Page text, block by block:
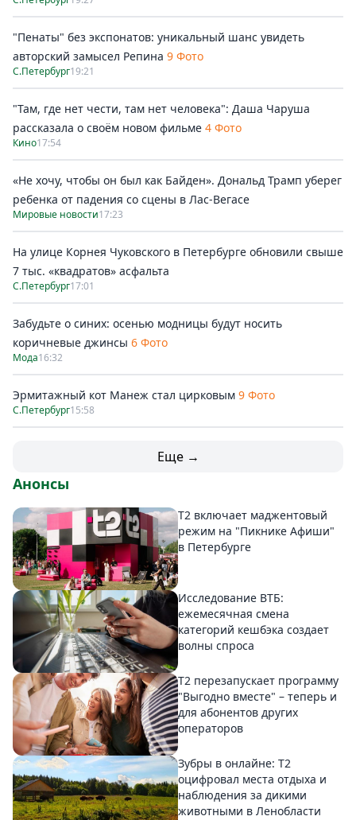
"Пенаты" без экспонатов: уникальный шанс увидеть
авторский замысел Репина 9 Фото
С.Петербург19:21
"Там, где нет чести, там нет человека": Даша Чаруша
рассказала о своём новом фильме 4 Фото
Кино17:54
«Не хочу, чтобы он был как Байден». Дональд Трамп уберег
ребенка от падения со сцены в Лас-Вегасе
Мировые новости17:23
На улице Корнея Чуковского в Петербурге обновили свыше
7 тыс. «квадратов» асфальта
С.Петербург17:01
Забудьте о синих: осенью модницы будут носить
коричневые джинсы 6 Фото
Мода16:32
Эрмитажный кот Манеж стал цирковым 9 Фото
С.Петербург15:58
Еще →
Анонсы
Т2 включает маджентовый
режим на "Пикнике Афиши"
в Петербурге
Исследование ВТБ:
ежемесячная смена
категорий кешбэка создает
волны спроса
Т2 перезапускает программу
"Выгодно вместе" – теперь и
для абонентов других
операторов
Зубры в онлайне: Т2
оцифровал места отдыха и
наблюдения за дикими
животными в Ленобласти